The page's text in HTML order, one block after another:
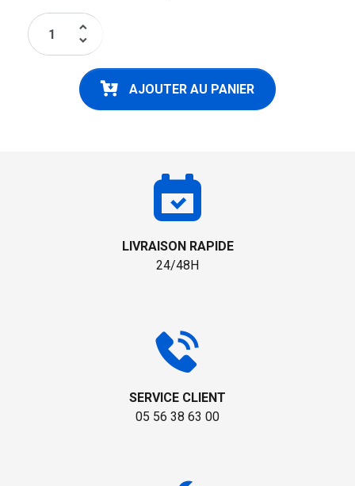
keyboard_arrow_up
keyboard_arrow_down
AJOUTER AU PANIER
LIVRAISON RAPIDE
24/48H
SERVICE CLIENT
05 56 38 63 00